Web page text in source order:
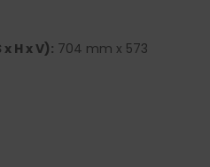
H x V): 704 mm x 573